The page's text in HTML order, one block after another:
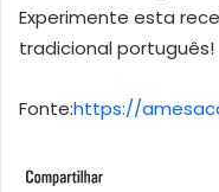
Experimente esta
tradicional português!
Fonte:https://